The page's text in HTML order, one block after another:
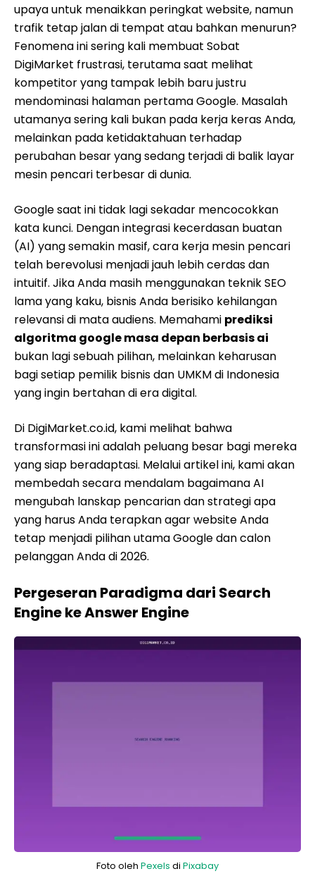
upaya untuk menaikkan peringkat website, namun
trafik tetap jalan di tempat atau bahkan menurun?
Fenomena ini sering kali membuat Sobat
DigiMarket frustrasi, terutama saat melihat
kompetitor yang tampak lebih baru justru
mendominasi halaman pertama Google. Masalah
utamanya sering kali bukan pada kerja keras Anda,
melainkan pada ketidaktahuan terhadap
perubahan besar yang sedang terjadi di balik layar
mesin pencari terbesar di dunia.
Google saat ini tidak lagi sekadar mencocokkan
kata kunci. Dengan integrasi kecerdasan buatan
(AI) yang semakin masif, cara kerja mesin pencari
telah berevolusi menjadi jauh lebih cerdas dan
intuitif. Jika Anda masih menggunakan teknik SEO
lama yang kaku, bisnis Anda berisiko kehilangan
relevansi di mata audiens. Memahami prediksi
algoritma google masa depan berbasis ai
bukan lagi sebuah pilihan, melainkan keharusan
bagi setiap pemilik bisnis dan UMKM di Indonesia
yang ingin bertahan di era digital.
Di DigiMarket.co.id, kami melihat bahwa
transformasi ini adalah peluang besar bagi mereka
yang siap beradaptasi. Melalui artikel ini, kami akan
membedah secara mendalam bagaimana AI
mengubah lanskap pencarian dan strategi apa
yang harus Anda terapkan agar website Anda
tetap menjadi pilihan utama Google dan calon
pelanggan Anda di 2026.
Pergeseran Paradigma dari Search
Engine ke Answer Engine
Foto oleh Pexels di Pixabay